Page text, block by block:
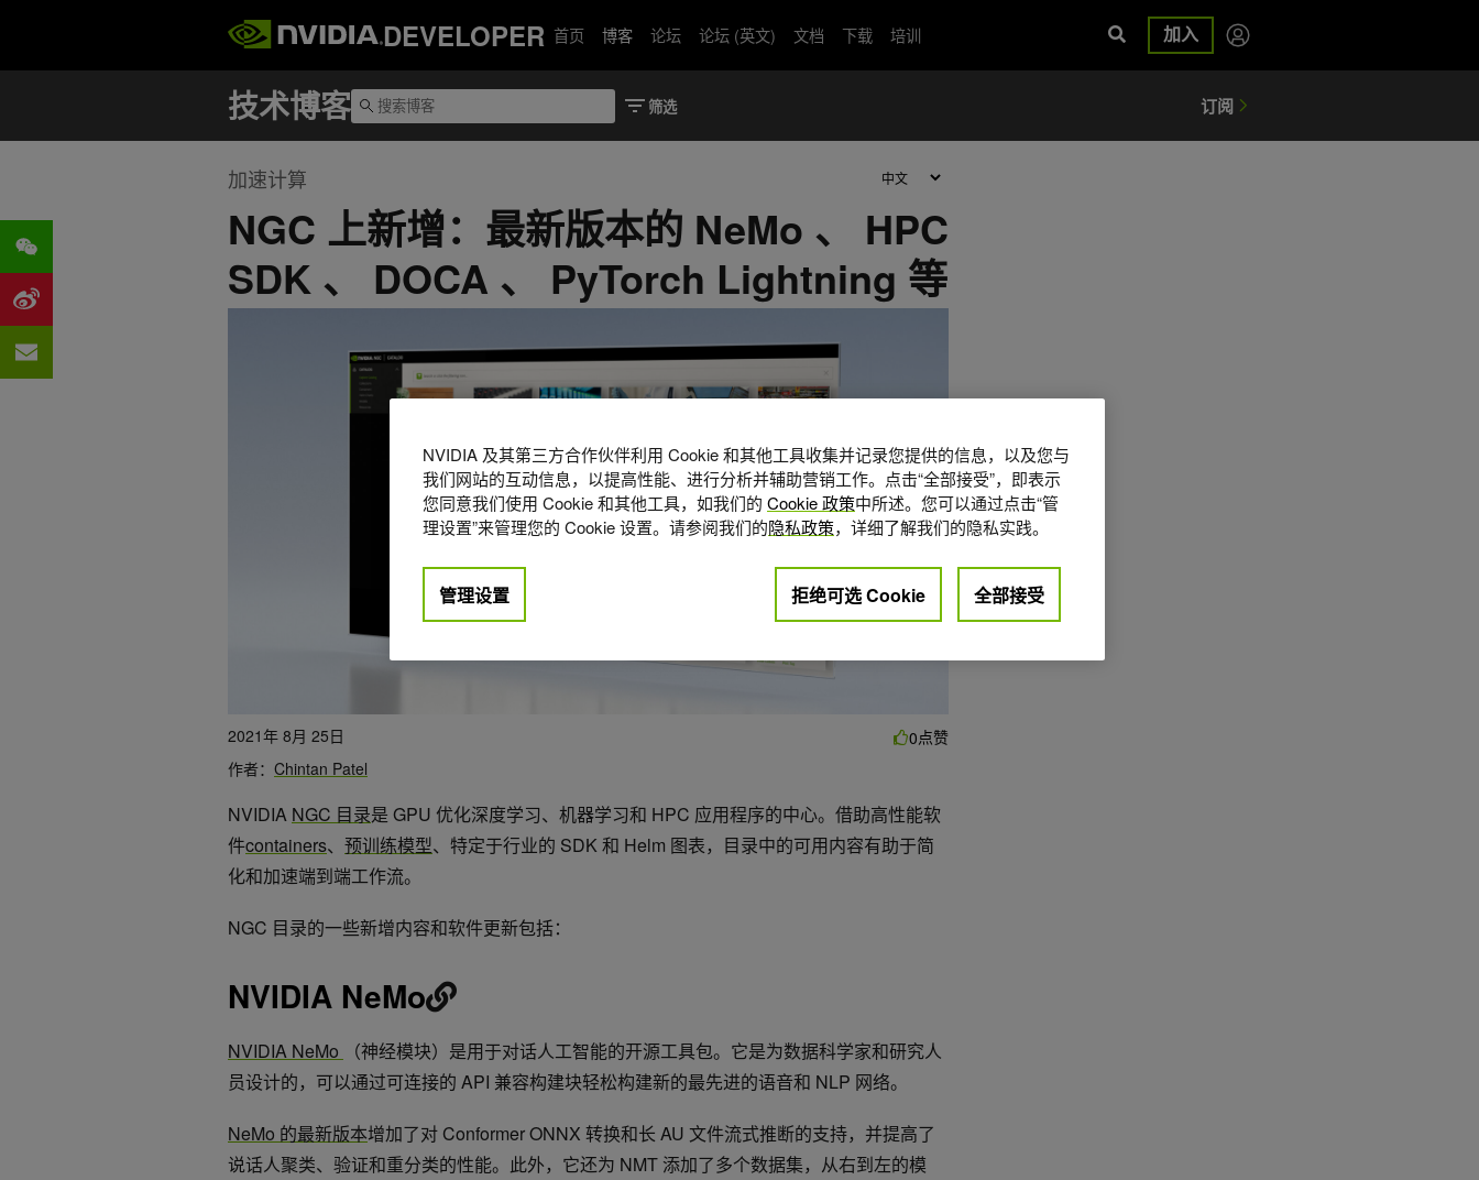
DEVELOPER 首页 博客 论坛 论坛 (英文) 文档 下载 培训 加入
加速计算
NGC 上新增：最新版本的 NeMo 、 HPC
SDK 、 DOCA 、 PyTorch Lightning 等
2021年 8月 25日
作者： Chintan Patel
0点赞
NVIDIA NGC 目录是 GPU 优化深度学习、机器学习和 HPC 应用程序的中心。借助高性能软
件containers、 预训练模型、特定于行业的 SDK 和 Helm 图表，目录中的可用内容有助于简
化和加速端到端工作流。
NGC 目录的一些新增内容和软件更新包括：
NVIDIA NeMo
NVIDIA NeMo
（神经模块）是用于对话人工智能的开源工具包。它是为数据科学家和研究人
员设计的，可以通过可连接的 API 兼容构建块轻松构建新的最先进的语音和 NLP 网络。
NeMo 的最新版本增加了对 Conformer ONNX 转换和长 AU 文件流式推断的支持，并提高了
说话人聚类、验证和重分类的性能。此外，它还为 NMT 添加了多个数据集，从右到左的模
NVIDIA 及其第三方合作伙伴利用 Cookie 和其他工具收集并记录您提供的信息，以及您与
我们网站的互动信息，以提高性能、进行分析并辅助营销工作。点击“全部接受”，即表示
您同意我们使用 Cookie 和其他工具，如我们的 Cookie 政策中所述。您可以通过点击“管
理设置”来管理您的 Cookie 设置。请参阅我们的隐私政策，详细了解我们的隐私实践。
管理设置 拒绝可选 Cookie 全部接受